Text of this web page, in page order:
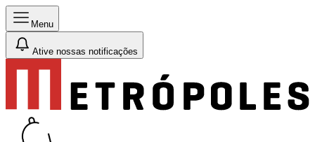
Menu
Ative nossas notificações